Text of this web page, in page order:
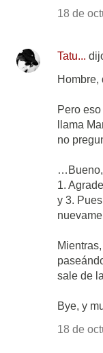
18 de
Tatu...
Hombre,
Pero
llama
no
…Bueno,
1.
y 3.
sale de
Bye, y
18 de